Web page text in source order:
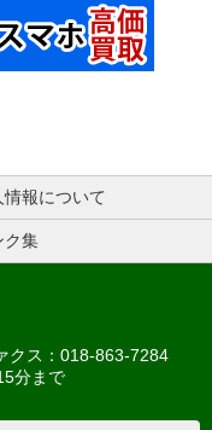
情報について
ク集
クス：018-863-7284
分まで